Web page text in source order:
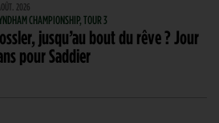
2026
CHAMPIONSHIP, TOUR 3
jusqu’au bout du rêve ? Jour
pour Saddier